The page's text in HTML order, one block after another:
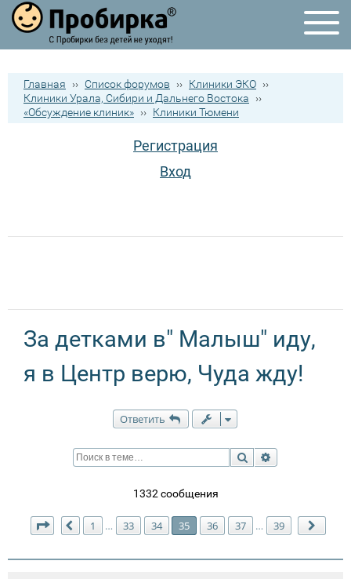
Главная ›› Список форумов ›› Клиники ЭКО ››
Клиники Урала, Сибири и Дальнего Востока
››
«Обсуждение клиник» ›› Клиники Тюмени
Регистрация
Вход
За детками в" Малыш" иду,
я в Центр верю, Чуда жду!
Ответить
Поиск
1332 сообщения
Страница 35 из39
Пред.
1 … 33 34 35 36 37 … 39